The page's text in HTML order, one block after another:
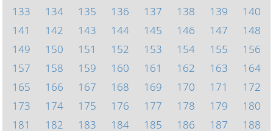
133
134 135 136 137 138 139
140
141
142 143 144 145 146 147
148
149
150 151 152 153 154 155
156
157
158 159 160 161 162 163
164
165
166 167 168 169 170 171
172
173
174 175 176 177 178 179
180
181
182 183 184 185 186 187
188